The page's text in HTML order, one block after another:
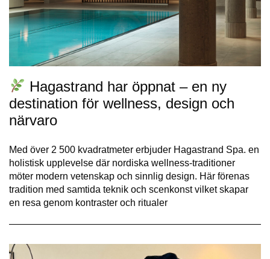
Hagastrand har öppnat – en ny
destination för wellness, design och
närvaro
Med över 2 500 kvadratmeter erbjuder Hagastrand Spa. en
holistisk upplevelse där nordiska wellness-traditioner
möter modern vetenskap och sinnlig design. Här förenas
tradition med samtida teknik och scenkonst vilket skapar
en resa genom kontraster och ritualer